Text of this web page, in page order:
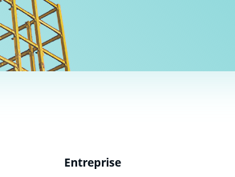
Entreprise